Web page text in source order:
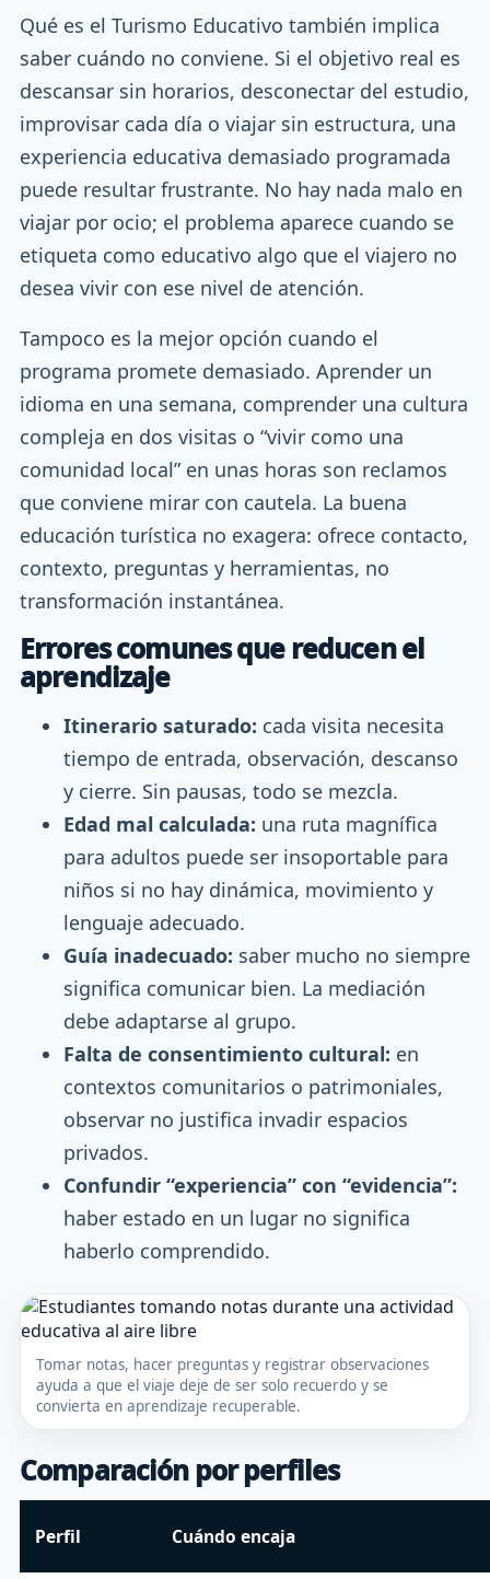
Qué es el Turismo Educativo también implica
saber cuándo no conviene. Si el objetivo real es
descansar sin horarios, desconectar del estudio,
improvisar cada día o viajar sin estructura, una
experiencia educativa demasiado programada
puede resultar frustrante. No hay nada malo en
viajar por ocio; el problema aparece cuando se
etiqueta como educativo algo que el viajero no
desea vivir con ese nivel de atención.
Tampoco es la mejor opción cuando el
programa promete demasiado. Aprender un
idioma en una semana, comprender una cultura
compleja en dos visitas o “vivir como una
comunidad local” en unas horas son reclamos
que conviene mirar con cautela. La buena
educación turística no exagera: ofrece contacto,
contexto, preguntas y herramientas, no
transformación instantánea.
Errores comunes que reducen el
aprendizaje
Itinerario saturado: cada visita necesita
tiempo de entrada, observación, descanso
y cierre. Sin pausas, todo se mezcla.
Edad mal calculada: una ruta magnífica
para adultos puede ser insoportable para
niños si no hay dinámica, movimiento y
lenguaje adecuado.
Guía inadecuado: saber mucho no siempre
significa comunicar bien. La mediación
debe adaptarse al grupo.
Falta de consentimiento cultural: en
contextos comunitarios o patrimoniales,
observar no justifica invadir espacios
privados.
Confundir “experiencia” con “evidencia”:
haber estado en un lugar no significa
haberlo comprendido.
Tomar notas, hacer preguntas y registrar observaciones
ayuda a que el viaje deje de ser solo recuerdo y se
convierta en aprendizaje recuperable.
Comparación por perfiles
Perfil Cuándo encaja